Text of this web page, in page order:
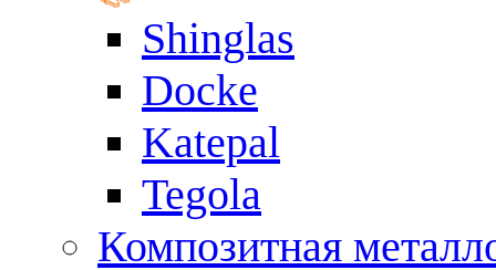
Shinglas
Docke
Katepal
Tegola
Композитная